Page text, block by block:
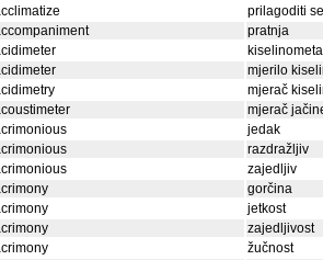
prilagoditi se
pratnja
mjerilo
mjerač
mjerač
jedak
razdražljiv
zajedljiv
gorčina
jetkost
zajedljivost
žučnost